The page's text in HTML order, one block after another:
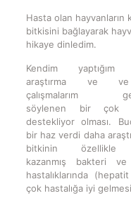
Hasta olan hayvanların
bitkisini bağlayarak
hikaye dinledim.
Kendim yaptığım
araştırma ve
çalışmalarım
söylenen bir çok
destekliyor olması.
bir haz verdi daha
bitkinin özellikle
kazanmış bakteri
hastalıklarında
çok hastalığa iyi